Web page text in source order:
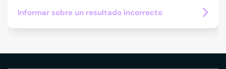
Informar sobre un resultado incorrecto